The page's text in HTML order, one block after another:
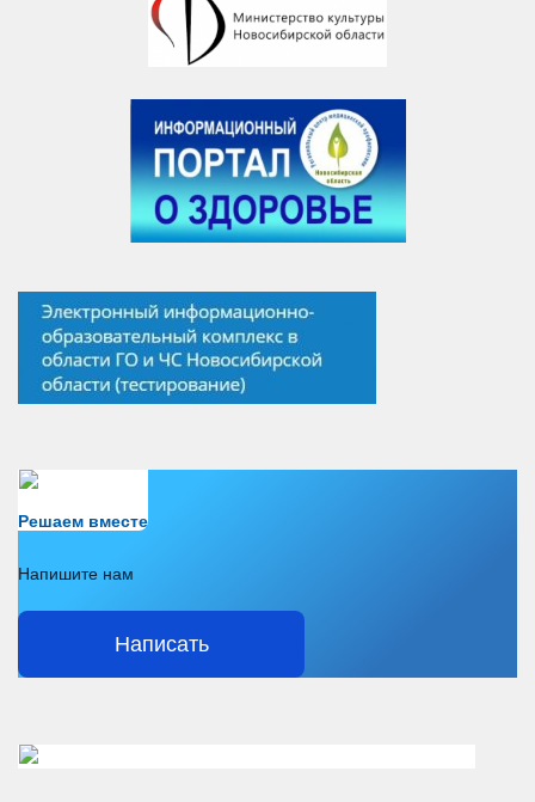
Решаем вместе
Напишите нам
Написать